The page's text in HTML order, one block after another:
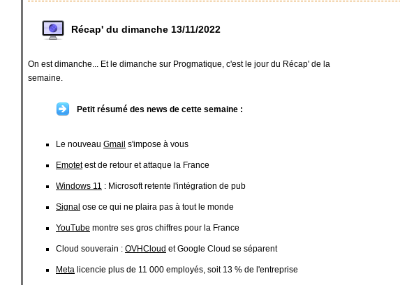
Récap' du dimanche 13/11/2022
On est dimanche... Et le dimanche sur Progmatique, c'est le jour du Récap' de la
semaine.
Petit résumé des news de cette semaine :
Le nouveau Gmail s'impose à vous
Emotetest de retour et attaque la France
Windows 11 : Microsoft retente l'intégration de pub
Signal ose ce qui ne plaira pas à tout le monde
YouTube montre ses gros chiffres pour la France
Cloud souverain : OVHCloud et Google Cloud se séparent
Meta licencie plus de 11 000 employés, soit 13 % de l'entreprise